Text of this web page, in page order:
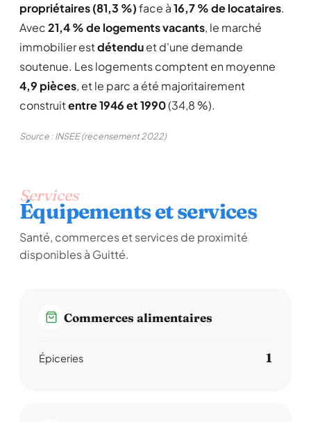
propriétaires (81,3 %)face à16,7 % de locataires.
Avec21,4 % de logements vacants, le marché
immobilier estdétenduet d'une demande
soutenue. Les logements comptent en moyenne
4,9 pièces, et le parc a été majoritairement
construitentre 1946 et 1990(34,8 %).
Source : INSEE (recensement 2022)
Services
Équipements et services
Santé, commerces et services de proximité
disponibles à Guitté.
Commerces alimentaires
Épiceries 1